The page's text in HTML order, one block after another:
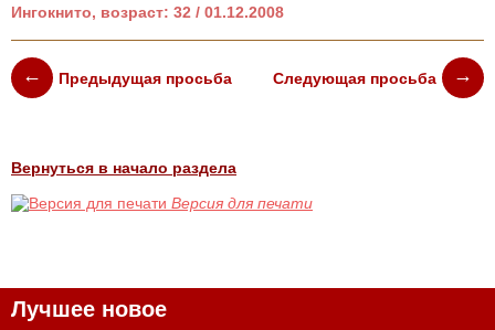
Ингокнито, возраст: 32 / 01.12.2008
Предыдущая просьба Следующая просьба
Вернуться в начало раздела
Версия для печати
Лучшее новое